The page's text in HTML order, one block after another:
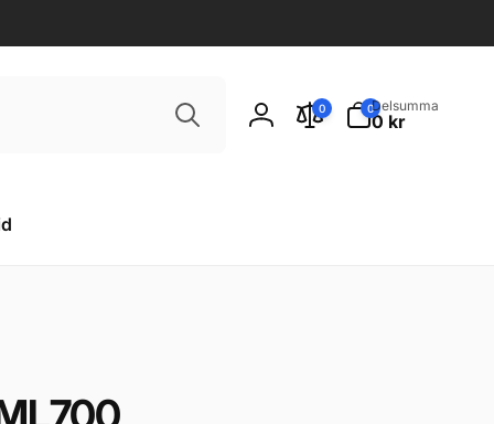
Logga
0 0
artiklar
Delsumma
0 kr